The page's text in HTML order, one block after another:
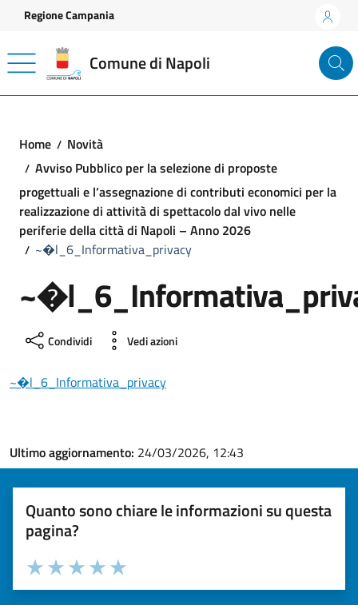
Vai ai contenuti
Vai al footer
Regione Campania
Comune di Napoli
Home
Novità
Avviso Pubblico per la selezione di proposte
progettuali e l’assegnazione di contributi economici per la
realizzazione di attività di spettacolo dal vivo nelle
periferie della città di Napoli – Anno 2026
~�l_6_Informativa_privacy
Condividi Vedi azioni
~�l_6_Informativa_privacy
Ultimo aggiornamento: 24/03/2026, 12:43
Quanto sono chiare le informazioni su questa
pagina?
Valuta la chiarezza delle informazioni (da 1 a 5 stelle)
Seleziona il numero di stelle per valutare la chiarezza delle
Valuta 5 stelle su 5
Valuta 4 stelle su 5
Valuta 3 stelle su 5
Valuta 2 stelle su 5
Valuta 1 stelle su 5